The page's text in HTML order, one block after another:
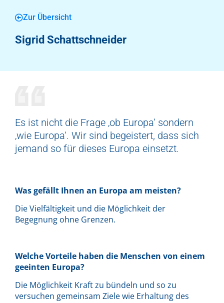
Zur Übersicht
Sigrid Schattschneider
Es ist nicht die Frage ‚ob Europa‘ sondern
‚wie Europa‘. Wir sind begeistert, dass sich
jemand so für dieses Europa einsetzt.
Was gefällt Ihnen an Europa am meisten?
Die Vielfältigkeit und die Möglichkeit der
Begegnung ohne Grenzen.
Welche Vorteile haben die Menschen von einem
geeinten Europa?
Die Möglichkeit Kraft zu bündeln und so zu
versuchen gemeinsam Ziele wie Erhaltung des